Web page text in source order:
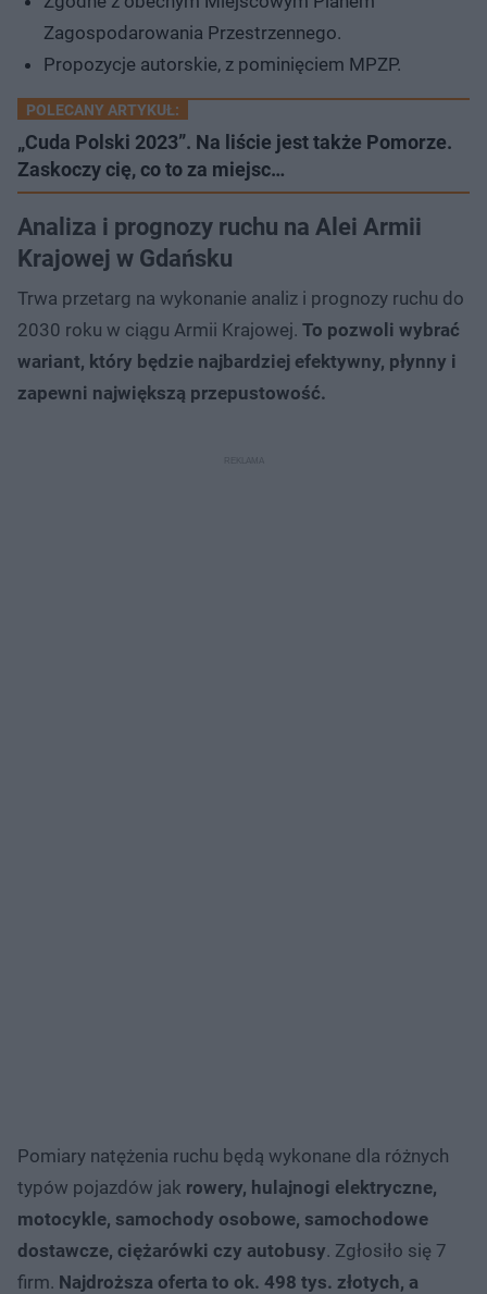
Zagospodarowania Przestrzennego.
Propozycje autorskie, z pominięciem MPZP.
POLECANY ARTYKUŁ:
„Cuda Polski 2023”. Na liście jest także Pomorze.
Zaskoczy cię, co to za miejsc…
Analiza i prognozy ruchu na Alei Armii
Krajowej w Gdańsku
Trwa przetarg na wykonanie analiz i prognozy ruchu do
2030 roku w ciągu Armii Krajowej. To pozwoli wybrać
wariant, który będzie najbardziej efektywny, płynny i
zapewni największą przepustowość.
Pomiary natężenia ruchu będą wykonane dla różnych
typów pojazdów jak rowery, hulajnogi elektryczne,
motocykle, samochody osobowe, samochodowe
dostawcze, ciężarówki czy autobusy. Zgłosiło się 7
firm. Najdroższa oferta to ok. 498 tys. złotych, a